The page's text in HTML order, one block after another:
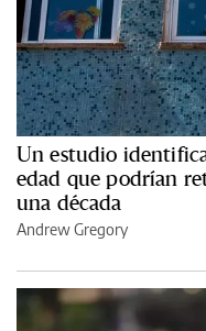
Un estudio
edad que podrían
una década
Andrew Gregory